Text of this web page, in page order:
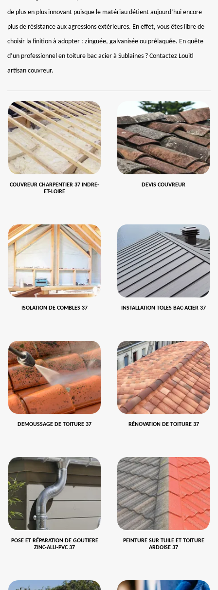
de plus en plus innovant puisque le matériau détient aujourd’hui encore
plus de résistance aux agressions extérieures. En effet, vous êtes libre de
choisir la finition à adopter : zinguée, galvanisée ou prélaquée. En quête
d’un professionnel en toiture bac acier à Sublaines ? Contactez Louiti
artisan couvreur.
COUVREUR CHARPENTIER 37 INDRE-
ET-LOIRE
DEVIS COUVREUR
ISOLATION DE COMBLES 37 INSTALLATION TOLES BAC-ACIER 37
DEMOUSSAGE DE TOITURE 37 RÉNOVATION DE TOITURE 37
POSE ET RÉPARATION DE GOUTIERE
ZINC-ALU-PVC 37
PEINTURE SUR TUILE ET TOITURE
ARDOISE 37